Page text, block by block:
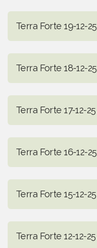
Terra Forte 19-12-25
Terra Forte 18-12-25
Terra Forte 17-12-25
Terra Forte 16-12-25
Terra Forte 15-12-25
Terra Forte 12-12-25